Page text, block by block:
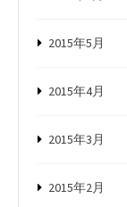
2015年5月
2015年4月
2015年3月
2015年2月